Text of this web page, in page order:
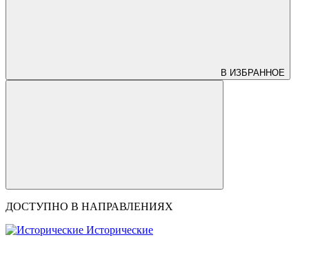
В ИЗБРАННОЕ
ДОСТУПНО В НАПРАВЛЕНИЯХ
Исторические